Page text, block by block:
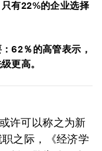
有22%的企业选择
62％的高管表示，
更高。
许可以称之为新
之际，《经济学